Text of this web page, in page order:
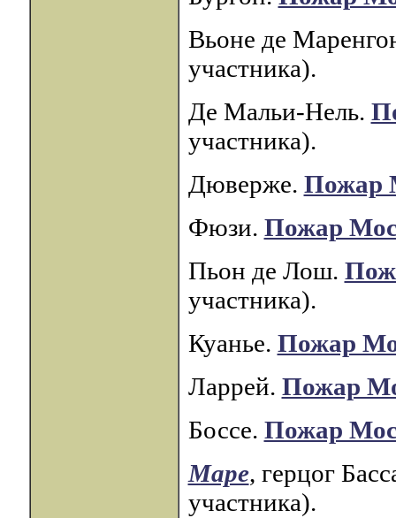
Вьоне де
участника).
Де Мальи-Нель.
участника).
Дюверже. Пожар
Фюзи. Пожар
Пьон де Лош.
участника).
Куанье. Пожар
Ларрей. Пожар
Боссе. Пожар
Маре, герцог
участника).